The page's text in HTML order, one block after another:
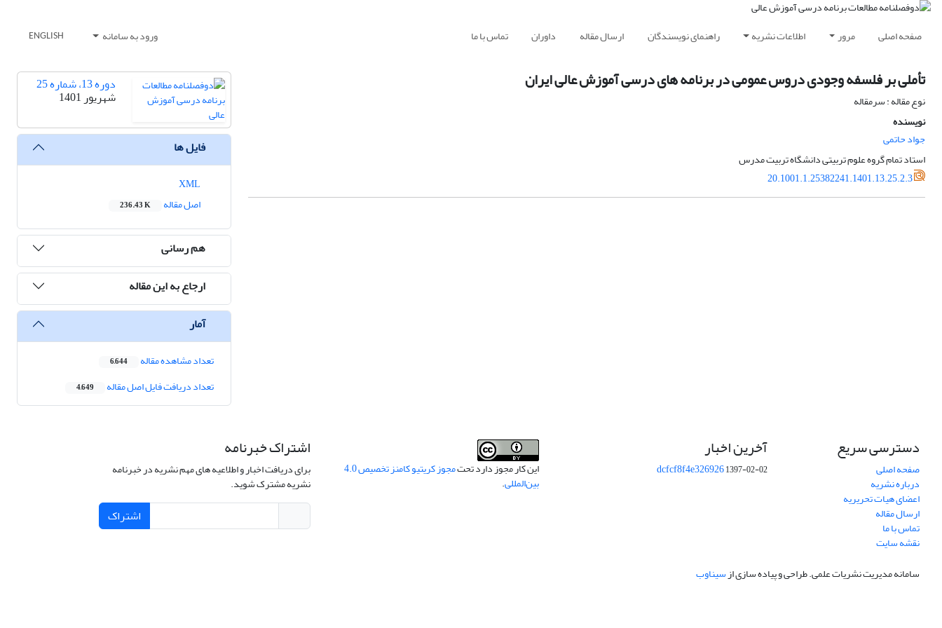
صفحه اصلی مرور اطلاعات نشریه راهنمای نویسندگان ارسال مقاله داوران تماس با ما ورود به سامانه ENGLISH
تأملی بر فلسفه وجودی دروس عمومی در برنامه های درسی آموزش عالی ایران
نوع مقاله : سرمقاله
نویسنده
جواد حاتمی
استاد تمام گروه علوم تربیتی دانشگاه تربیت مدرس
20.1001.1.25382241.1401.13.25.2.3
دوره 13، شماره 25
شهریور 1401
فایل ها
اصل مقاله
236.43 K
هم رسانی
ارجاع به این مقاله
آمار
تعداد مشاهده مقاله 6,644
تعداد دریافت فایل اصل مقاله 4,649
دسترسی سریع
صفحه اصلی
درباره نشریه
اعضای هیات تحریریه
ارسال مقاله
تماس با ما
نقشه سایت
آخرین اخبار
dcfcf8f4e3269261397-02-02 این کار مجوز دارد تحت مجوز کریتیو کامنز تخصیص 4.0
بین‌المللی.
اشتراک خبرنامه
برای دریافت اخبار و اطلاعیه های مهم نشریه در خبرنامه
نشریه مشترک شوید.
اشتراک
سامانه مدیریت نشریات علمی.طراحی و پیاده سازی ازسیناوب